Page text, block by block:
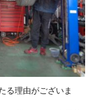
る理由がございま